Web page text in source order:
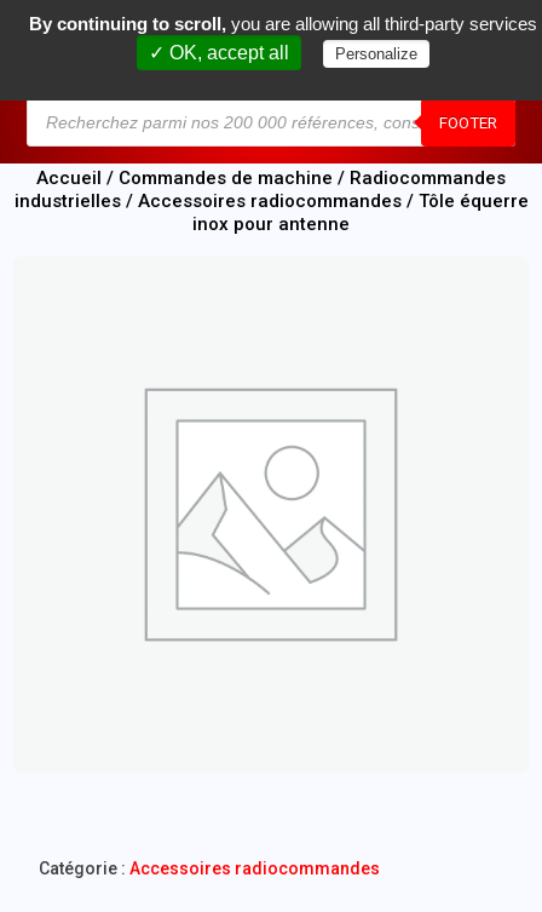
FOOTER
0
Accueil / Commandes de machine / Radiocommandes
industrielles/ Accessoires radiocommandes/ Tôle équerre
inox pour antenne
Catégorie :Accessoires radiocommandes
By continuing to scroll, you are allowing all third-party services
✓ OK, accept all
Personalize